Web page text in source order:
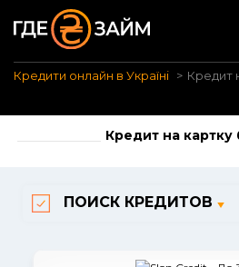
Кредити онлайн в Україні Кредит
Кредит на картку
ПОИСК КРЕДИТОВ